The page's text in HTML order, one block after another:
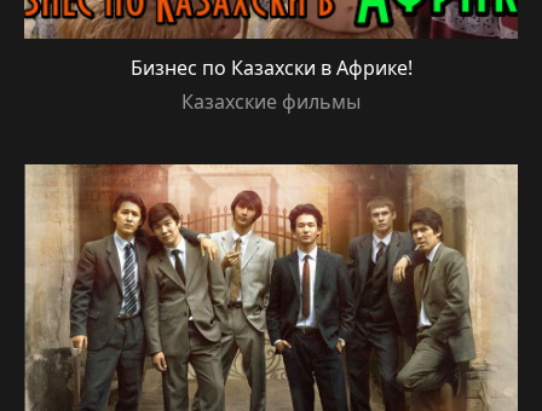
Бизнес по Казахски в Африке!
Казахские фильмы